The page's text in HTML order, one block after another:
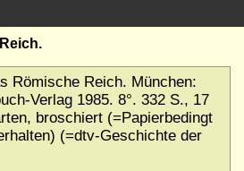
:
Römische Reich. München:
Verlag 1985. 8°. 332 S., 17
broschiert (=Papierbedingt
(=dtv-Geschichte der